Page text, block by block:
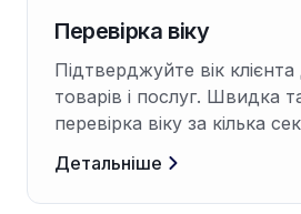
Перевірка віку
Підтверджуйте вік клієнта
товарів і послуг. Швидка
перевірка віку за кілька
Детальніше